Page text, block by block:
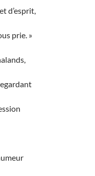
d’esprit,
prie. »